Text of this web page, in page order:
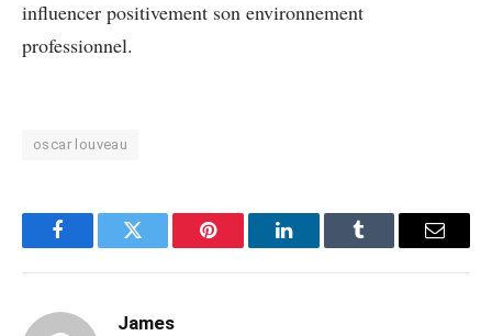
influencer positivement son environnement
professionnel.
oscar louveau
FacebookTwitter Pinterest LinkedInTumblr Email
James